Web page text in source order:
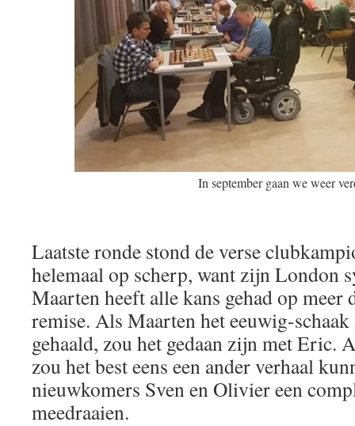
In september gaan we weer
Laatste ronde stond de verse
helemaal op scherp, want zijn London
Maarten heeft alle kans gehad op meer
remise. Als Maarten het eeuwig-
gehaald, zou het gedaan zijn met Eric.
zou het best eens een ander verhaal
nieuwkomers Sven en Olivier een
meedraaien.